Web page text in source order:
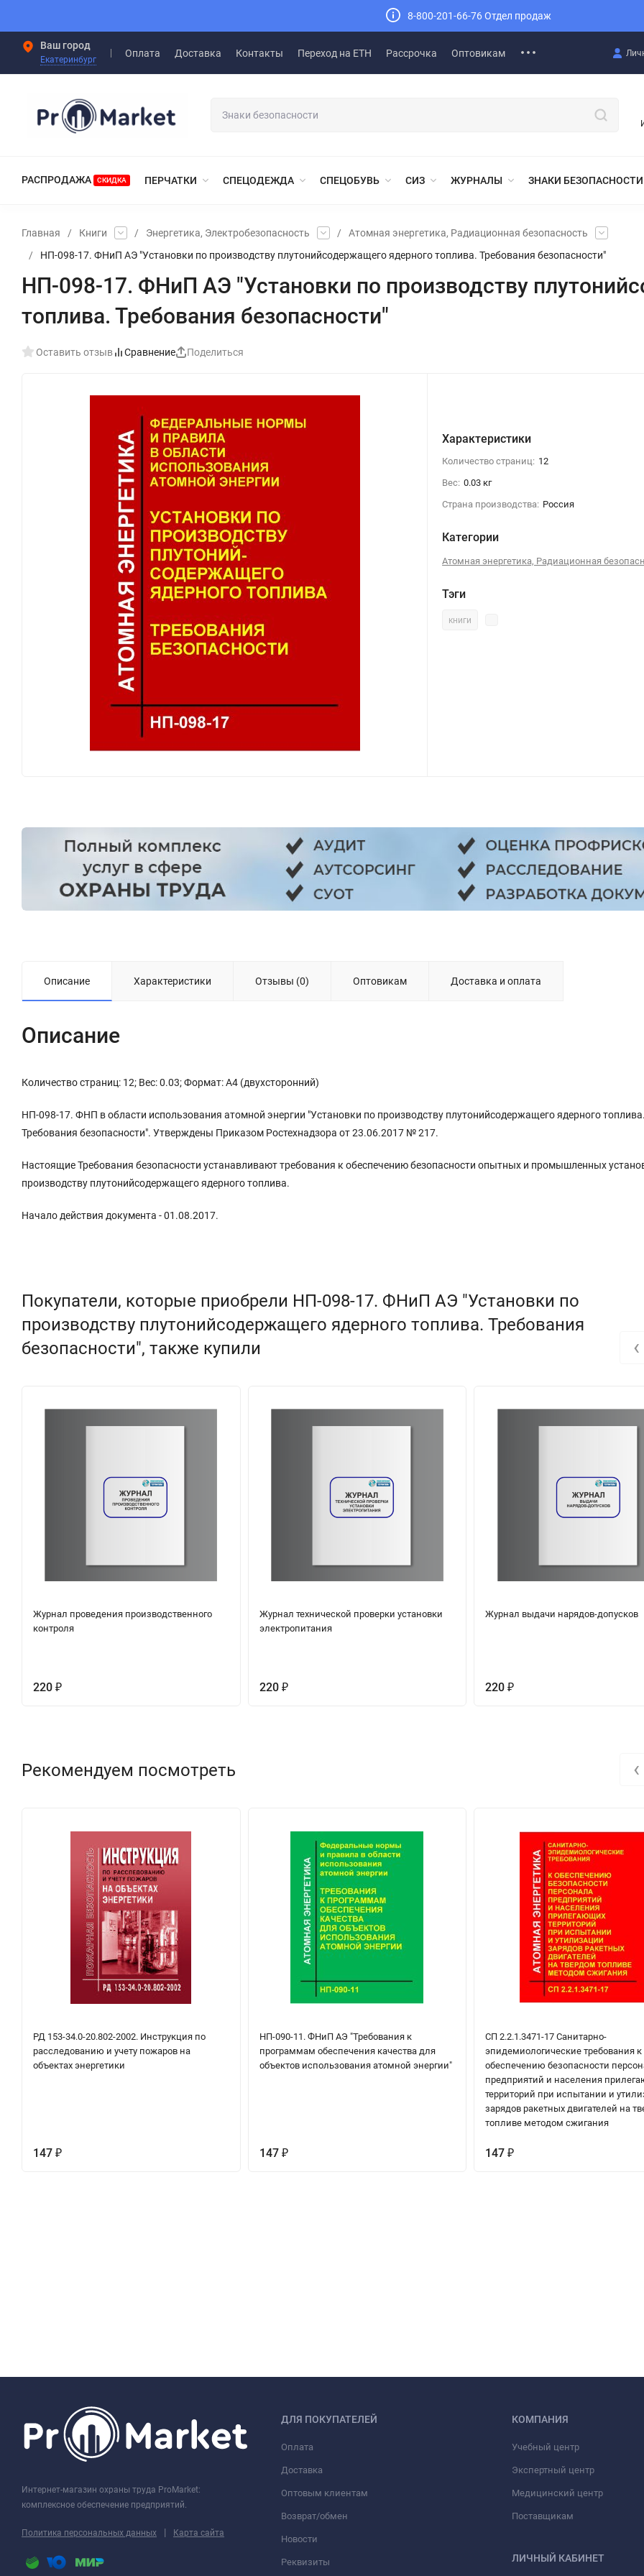
8-800-201-66-76 Отдел продаж
Ваш город
Екатеринбург
Оплата Доставка Контакты Переход на ЕТН Рассрочка Оптовикам
РАСПРОДАЖА СКИДКА ПЕРЧАТКИ СПЕЦОДЕЖДА СПЕЦОБУВЬ СИЗ ЖУРНАЛЫ ЗНАКИ БЕЗОПАСНОСТИ
Главная / Книги / Энергетика, Электробезопасность /
Атомная энергетика, Радиационная безопасность
/
НП-098-17. ФНиП АЭ "Установки по производству плутонийсодержащего ядерного топлива. Требования безопасности"
НП-098-17. ФНиП АЭ "Установки по производству
топлива. Требования безопасности"
Оставить отзыв Сравнение Поделиться
Характеристики
Количество страниц: 12
Вес: 0.03 кг
Страна производства: Россия
Категории
Атомная энергетика, Радиационная
Тэги
книги
Описание Характеристики Отзывы (0) Оптовикам Доставка и оплата
Описание
Количество страниц: 12; Вес: 0.03; Формат: А4 (двухсторонний)
НП-098-17. ФНП в области использования атомной энергии "Установки по производству плутонийсодержащего ядерного топлива.
Требования безопасности". Утверждены Приказом Ростехнадзора от 23.06.2017 № 217.
Настоящие Требования безопасности устанавливают требования к обеспечению безопасности опытных и промышленных
производству плутонийсодержащего ядерного топлива.
Начало действия документа - 01.08.2017.
Покупатели, которые приобрели НП-098-17. ФНиП АЭ "Установки по
производству плутонийсодержащего ядерного топлива. Требования
безопасности", также купили
Журнал проведения производственного
контроля
220 ₽
Журнал технической проверки установки
электропитания
220 ₽
Журнал выдачи нарядов-допусков
220₽
‹
Рекомендуем посмотреть
РД 153-34.0-20.802-2002. Инструкция по
расследованию и учету пожаров на
объектах энергетики
147 ₽
НП-090-11. ФНиП АЭ "Требования к
программам обеспечения качества для
объектов использования атомной энергии"
147 ₽
СП 2.2.1.3471-17 Санитарно-
эпидемиологические требования к
обеспечению безопасности
предприятий и населения
территорий при испытании и
зарядов ракетных двигателей на
топливе методом сжигания
147₽
‹
Интернет-магазин охраны труда ProMarket:
комплексное обеспечение предприятий.
Политика персональных данных | Карта сайта
ДЛЯ ПОКУПАТЕЛЕЙ
Оплата
Доставка
Оптовым клиентам
Возврат/обмен
Новости
Реквизиты
КОМПАНИЯ
Учебный центр
Экспертный центр
Медицинский центр
Поставщикам
ЛИЧНЫЙ КАБИНЕТ